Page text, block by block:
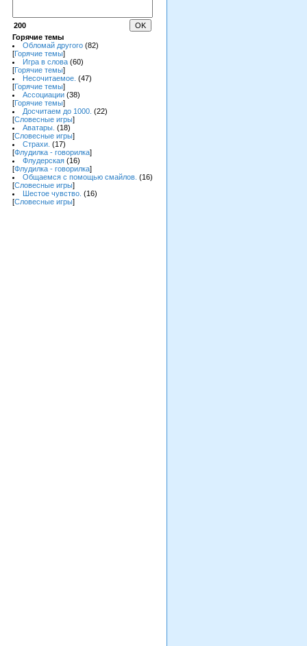
200
Горячие темы
Обломай другого (82)
[Горячие темы]
Игра в слова (60)
[Горячие темы]
Несочитаемое. (47)
[Горячие темы]
Ассоциации (38)
[Горячие темы]
Досчитаем до 1000. (22)
[Словесные игры]
Аватары. (18)
[Словесные игры]
Страхи. (17)
[Флудилка - говорилка]
Флудерская (16)
[Флудилка - говорилка]
Общаемся с помощью смайлов. (16)
[Словесные игры]
Шестое чувство. (16)
[Словесные игры]